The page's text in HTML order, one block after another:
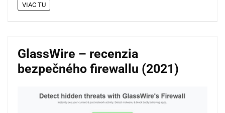
VIAC TU
GlassWire – recenzia
bezpečného firewallu (2021)